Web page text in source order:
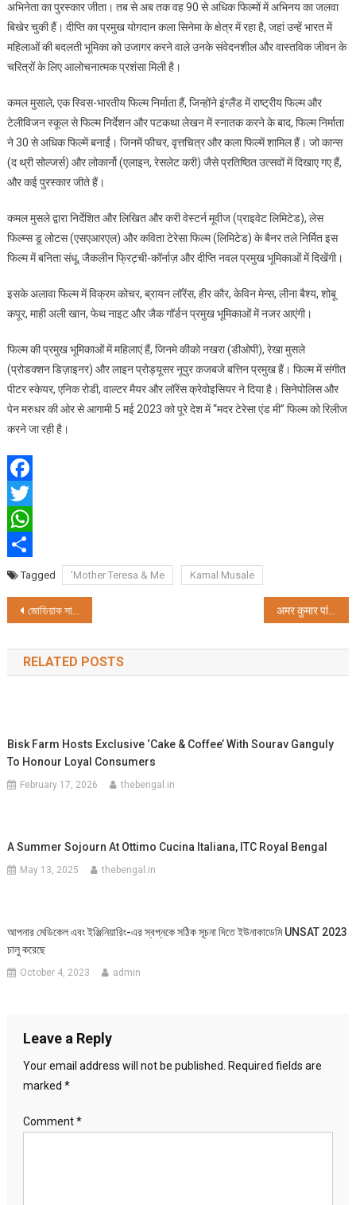
अभिनेता का पुरस्कार जीता। तब से अब तक वह 90 से अधिक फिल्मों में अभिनय का जलवा
बिखेर चुकी हैं। दीप्ति का प्रमुख योगदान कला सिनेमा के क्षेत्र में रहा है, जहां उन्हें भारत में
महिलाओं की बदलती भूमिका को उजागर करने वाले उनके संवेदनशील और वास्तविक जीवन के
चरित्रों के लिए आलोचनात्मक प्रशंसा मिली है।
कमल मुसाले, एक स्विस-भारतीय फिल्म निर्माता हैं, जिन्होंने इंग्लैंड में राष्ट्रीय फिल्म और
टेलीविजन स्कूल से फिल्म निर्देशन और पटकथा लेखन में स्नातक करने के बाद, फिल्म निर्माता
ने 30 से अधिक फिल्में बनाईं। जिनमें फीचर, वृत्तचित्र और कला फिल्में शामिल हैं। जो कान्स
(द थ्री सोल्जर्स) और लोकार्नो (एलाइन, रेसलेट करी) जैसे प्रतिष्ठित उत्सवों में दिखाए गए हैं,
और कई पुरस्कार जीते हैं।
कमल मुसले द्वारा निर्देशित और लिखित और करी वेस्टर्न मूवीज (प्राइवेट लिमिटेड), लेस
फिल्म्स डू लोटस (एसएआरएल) और कविता टेरेसा फिल्म (लिमिटेड) के बैनर तले निर्मित इस
फिल्म में बनिता संधू, जैकलीन फ्रिट्ची-कॉर्नाज़ और दीप्ति नवल प्रमुख भूमिकाओं में दिखेंगी।
इसके अलावा फिल्म में विक्रम कोचर, ब्रायन लॉरेंस, हीर कौर, केविन मेन्स, लीना बैश्य, शोबू
कपूर, माही अली खान, फेथ नाइट और जैक गॉर्डन प्रमुख भूमिकाओं में नजर आएंगी।
फिल्म की प्रमुख भूमिकाओं में महिलाएं हैं, जिनमे कीको नखरा (डीओपी), रेखा मुसले
(प्रोडक्शन डिज़ाइनर) और लाइन प्रोड्यूसर नूपुर कजबजे बत्तिन प्रमुख हैं। फिल्म में संगीत
पीटर स्केयर, एनिक रोडी, वाल्टर मैयर और लॉरेंस क्रेवोइसियर ने दिया है। सिनेपोलिस और
पेन मरुधर की ओर से आगामी 5 मई 2023 को पूरे देश में “मदर टेरेसा एंड मी” फिल्म को रिलीज
करने जा रही है।
Facebook
Twitter
WhatsApp
ShareTagged 'Mother Teresa & Me Kamal Musale
Post
navigation
জোডিয়াক সামার ২০২৩ উপস্থাপন করছেপজিটানো লিনেন কালেকশন ইতালীয় রিভিয়েরার আমালফি উপকূলে দেখা গ্রীষ্মের রঙ দ্বারা অনুপ্রাণিত अमर कुमार पांडे की पुस्तक ए डॉन्स नेमेसिस लॉन्च, निर्माता राकेश डांग और निर्देशक उमेश शुक्ला ने स्क्रीन के लिए पुस्तक के रूपांतर की घोषणा की!
RELATED POSTS
Bisk Farm Hosts Exclusive ‘Cake & Coffee’ With Sourav Ganguly
To Honour Loyal Consumers
February 17, 2026 thebengal.in
A Summer Sojourn At Ottimo Cucina Italiana, ITC Royal Bengal
May 13, 2025 thebengal.in
আপনার মেডিকেল এবং ইঞ্জিনিয়ারিং-এর স্বপ্নকে সঠিক সূচনা দিতে ইউনাকাডেমি UNSAT 2023
চালু করেছে
October 4, 2023 admin
Leave a Reply
Your email address will not be published.
Required fields are
marked *
Comment*